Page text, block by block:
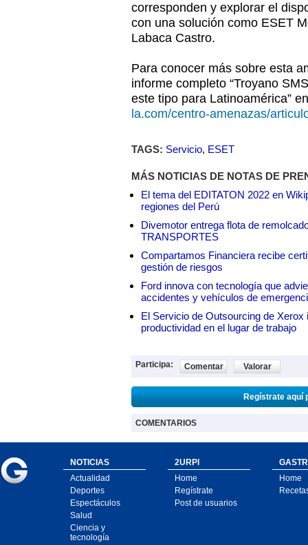
corresponden y explorar el
con una solución como ESET
Labaca Castro.
Para conocer más sobre esta
informe completo “Troyano
este tipo para Latinoamérica”
la.com/centro-amenazas/
TAGS: Servicio, ESET
MÁS NOTICIAS DE NOTAS DE
El tema del EDITATON 2022 en
regiones del Perú
Divemotor entrega flota de
TRANSPORTES
Compartamos Financiera recibe
gestión de riesgos
Ford innova con tecnología que
accidentes y vehículos de
El Servicio de Outsourcing de
productividad en el lugar de trabajo
Participa: Comentar Valorar
Regístrate aquí
COMENTARIOS
NOTICIAS
Actualidad
Deportes
Espectáculos
Salud
Ciencia y
tecnología
2URPI
Home
Regístrate
Post de usuarios
Home